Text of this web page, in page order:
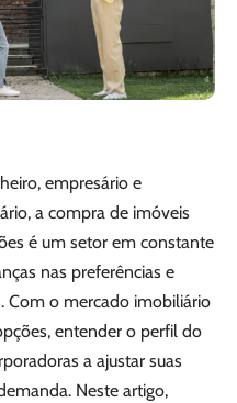
empresário e
a compra de imóveis
é um setor em constante
nas preferências e
Com o mercado imobiliário
entender o perfil do
a ajustar suas
Neste artigo,